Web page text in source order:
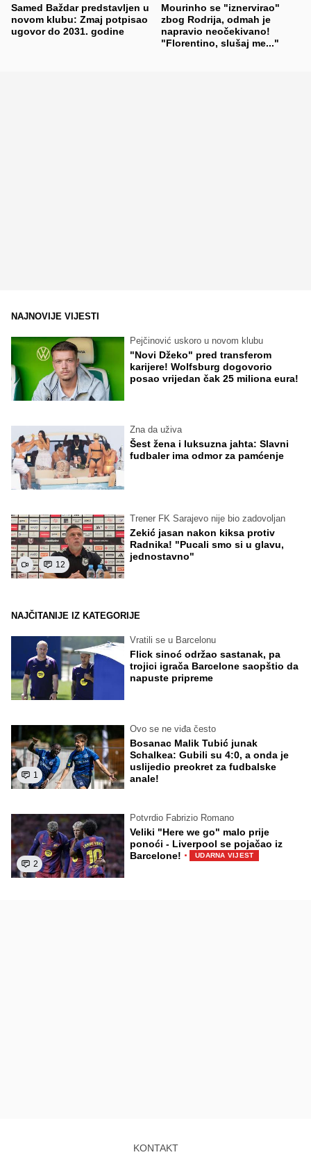
Samed Baždar predstavljen u
novom klubu: Zmaj potpisao
ugovor do 2031. godine
Mourinho se "iznervirao"
zbog Rodrija, odmah je
napravio neočekivano!
"Florentino, slušaj me..."
NAJNOVIJE VIJESTI
Pejčinović uskoro u novom klubu
"Novi Džeko" pred transferom
karijere! Wolfsburg dogovorio
posao vrijedan čak 25 miliona eura!
Zna da uživa
Šest žena i luksuzna jahta: Slavni
fudbaler ima odmor za pamćenje
12
Trener FK Sarajevo nije bio zadovoljan
Zekić jasan nakon kiksa protiv
Radnika! "Pucali smo si u glavu,
jednostavno"
NAJČITANIJE IZ KATEGORIJE
Vratili se u Barcelonu
Flick sinoć održao sastanak, pa
trojici igrača Barcelone saopštio da
napuste pripreme
1
Ovo se ne viđa često
Bosanac Malik Tubić junak
Schalkea: Gubili su 4:0, a onda je
uslijedio preokret za fudbalske
anale!
2
Potvrdio Fabrizio Romano
Veliki "Here we go" malo prije
ponoći - Liverpool se pojačao iz
Barcelone! · UDARNA VIJEST
KONTAKT